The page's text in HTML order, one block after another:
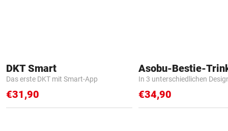
DKT Smart
Das erste DKT mit Smart-App
€31,90
Asobu-Bestie-
In 3 unterschiedlichen
€34,90